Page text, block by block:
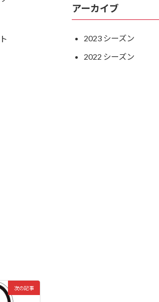
次の記事
アーカイブ
2023
2022